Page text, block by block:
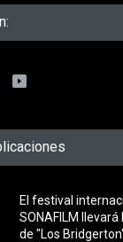
El festival
SONAFILM llevará
de "Los